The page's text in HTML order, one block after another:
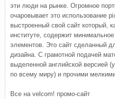
эти люди на рынке. Огромное
очаровывает это использование
выстроенный свой сайт который,
институте, содержит
элементов. Это сайт сделанный
дизайна. С грамотной подачей
выделенной английской версией
по всему миру) и прочими
Все на velcom! промо-сайт